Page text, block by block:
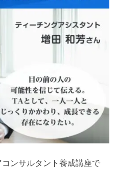
ンサルタント養成講座で